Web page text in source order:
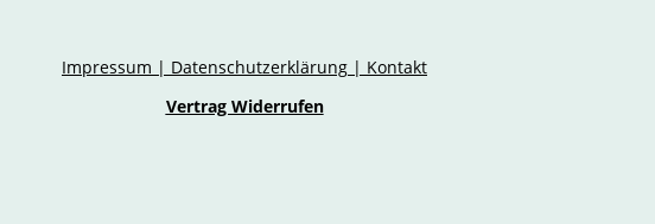
Impressum | Datenschutzerklärung | Kontakt
Vertrag Widerrufen